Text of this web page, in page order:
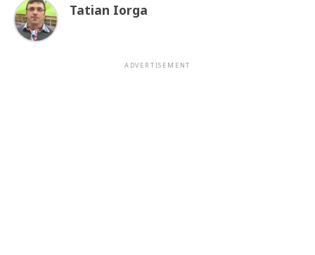
Tatian Iorga
ADVERTISEMENT